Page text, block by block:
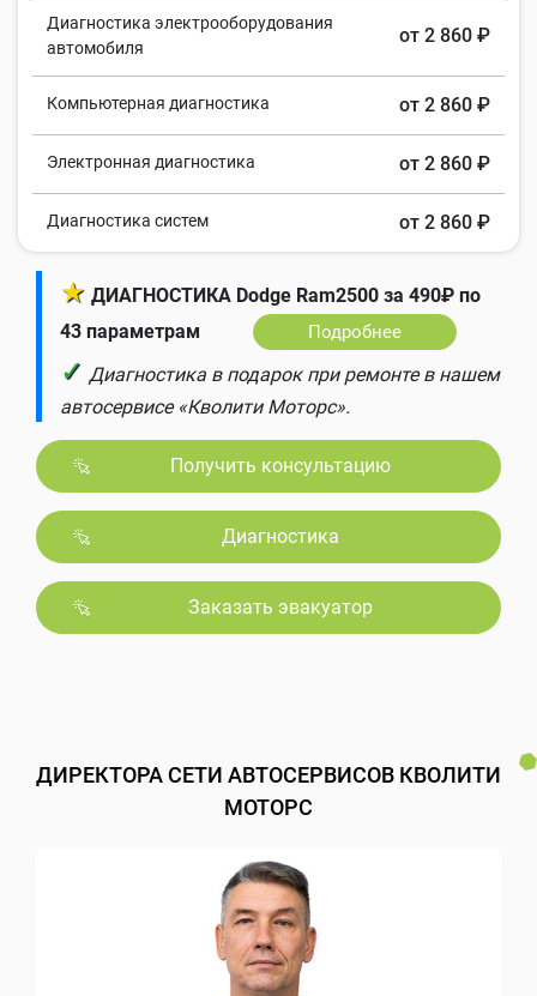
Диагностика электрооборудования
автомобиля
от 2 860 ₽
Компьютерная диагностика от 2 860 ₽
Электронная диагностика от 2 860 ₽
Диагностика систем от 2 860 ₽
★ ДИАГНОСТИКА Dodge Ram2500 за 490₽ по
43 параметрам
Подробнее
✓ Диагностика в подарок при ремонте в нашем
автосервисе «Кволити Моторс».
Получить консультацию
Диагностика
Заказать эвакуатор
ДИРЕКТОРА СЕТИ АВТОСЕРВИСОВ КВОЛИТИ
МОТОРС